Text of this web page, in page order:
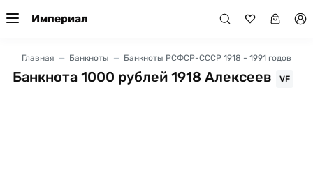
Империал
Главная Банкноты Банкноты РСФСР-СССР 1918 - 1991 годов
Банкнота 1000 рублей 1918 Алексеев VF